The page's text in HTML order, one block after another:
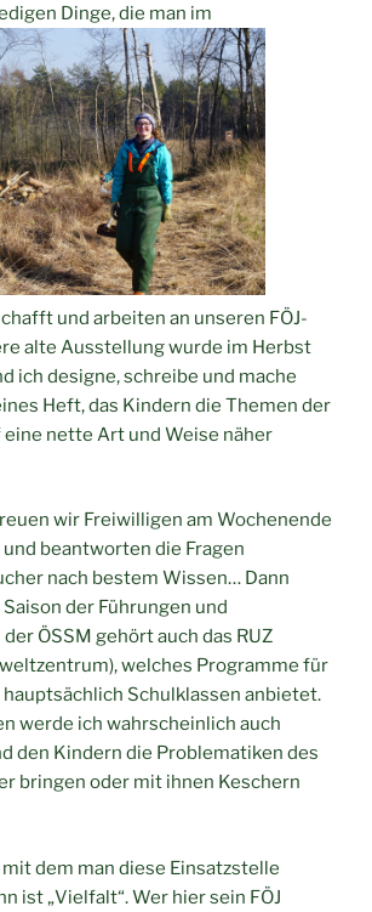
Dinge, die man im
und arbeiten an unseren FÖJ-
alte Ausstellung wurde im Herbst
ich designe, schreibe und mache
Heft, das Kindern die Themen der
nette Art und Weise näher
wir Freiwilligen am Wochenende
beantworten die Fragen
nach bestem Wissen… Dann
der Führungen und
der ÖSSM gehört auch das RUZ
welches Programme für
Schulklassen anbietet.
werde ich wahrscheinlich auch
den Kindern die Problematiken des
bringen oder mit ihnen Keschern
dem man diese Einsatzstelle
ist „Vielfalt“. Wer hier sein FÖJ